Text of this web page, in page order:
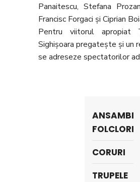
Panaitescu, Stefana
Francisc Forgaci și Ciprian
Pentru viitorul apropiat
Sighișoara pregatește și un
se adreseze spectatorilor
FOLCLORICE
CORURI
TRUPELE